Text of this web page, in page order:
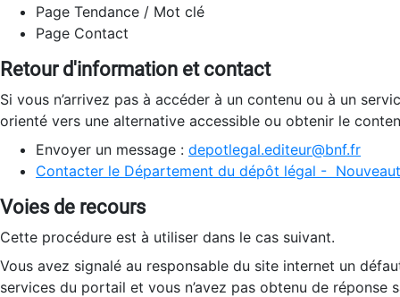
Page Tendance / Mot clé
Page Contact
Retour d'information et contact
Si vous n’arrivez pas à accéder à un contenu ou à un
orienté vers une alternative accessible ou obtenir le
Envoyer un message : depotlegal.editeur@bnf.fr
Contacter le Département du dépôt légal -
Voies de recours
Cette procédure est à utiliser dans le cas suivant.
Vous avez signalé au responsable du site internet un
services du portail et vous n’avez pas obtenu de réponse